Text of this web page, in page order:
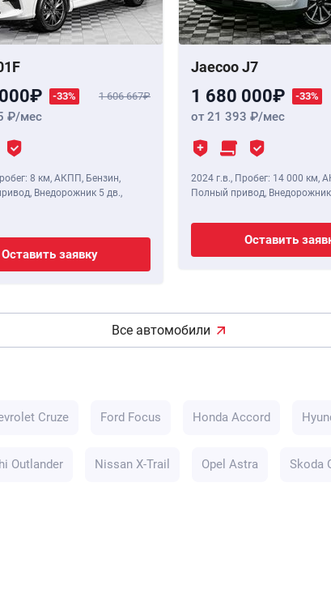
-33% 1 606 667
/мес
8 км, АКПП, Бензин,
Внедорожник 5 дв.,
Оставить заявку
Jaecoo J7
1 680 000 -33%
от 21 393 /мес
2024 г.в., Пробег: 14 000 км,
Полный привод,
Оставить
Все автомобили
Cruze Ford Focus Honda Accord
Outlander Nissan X-Trail Opel Astra Skoda